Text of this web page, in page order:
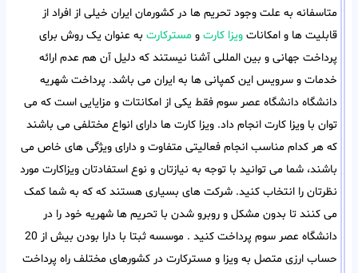
متاسفانه به علت وجود تحریم ها در کشورمان ایران خیلی از افراد از
قابلیت ها و امکانات ویزا کارت و مسترکارت به عنوان یک روش برای
پرداخت جهانی و بین المللی آشنا نیستند که دلیل آن هم عدم ارائه
خدمات و سرویس این کمپانی ها به ایران می باشد. پرداخت شهریه
دانشگاه دانشگاه عصر سوم فقط یکی از امکانتات و مزایایی است که می
توان با ویزا کارت انجام داد. ویزا کارت ها دارای انواع مختلفی می باشند
که هر کدام مناسب انجام فعالیتی متفاوت و دارای ویژگی های خاص می
باشند، شما می توانید با توجه به نیازتان و نوع استفادتان ویزاکارت مورد
نظرتان را انتخاب کنید. شرکت های بسیاری هستند که که به شما کمک
می کنند تا بدون مشکل و روبرو شدن با تحریم ها شهریه خود را در
دانشگاه عصر سوم پرداخت کنید . موسسه ثبتا با دارا بودن بیش از 20
حساب ارزی متصل به ویزا و مسترکارت در کشورهای مختلف راه پرداخت